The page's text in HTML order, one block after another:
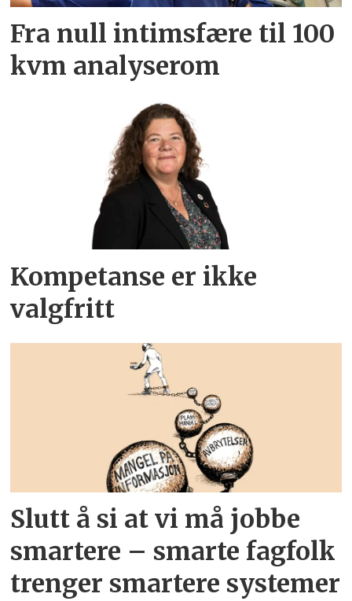
Fra null intimsfære til 100
kvm analyserom
Kompetanse er ikke
valgfritt
Slutt å si at vi må jobbe
smartere – smarte fagfolk
trenger smartere systemer